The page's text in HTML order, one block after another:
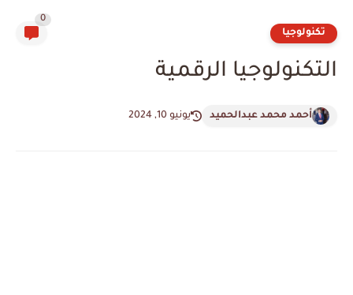
تكنولوجيا
0
التكنولوجيا الرقمية
أحمد محمد عبدالحميد يونيو 10, 2024